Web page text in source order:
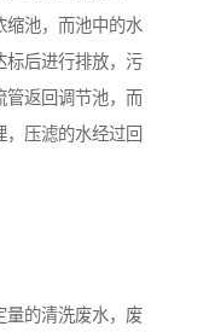
缩池，而池中的水
标后进行排放，污
管返回调节池，而
压滤的水经过回
量的清洗废水，废